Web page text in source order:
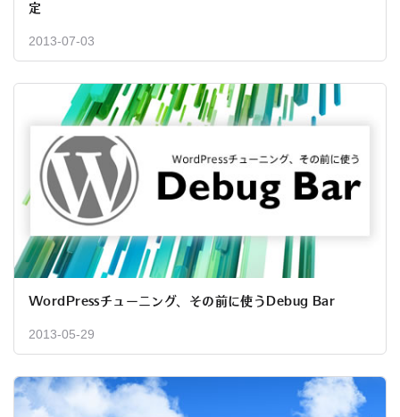
定
2013-07-03
WordPressチューニング、その前に使うDebug Bar
2013-05-29